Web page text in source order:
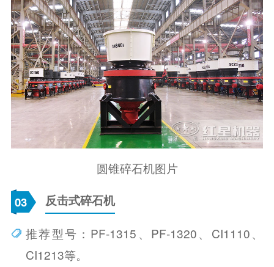
圆锥碎石机图片
03 反击式碎石机
推荐型号：PF-1315、PF-1320、CI1110、
CI1213等。